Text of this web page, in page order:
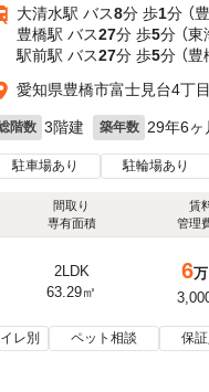
大清水駅 バス8分 歩1分 （
豊橋駅 バス27分 歩5分 （
駅前駅 バス27分 歩5分 （豊
愛知県豊橋市富士見台4丁目
階数 3階建 築年数 29年6ヶ
駐車場あり 駐輪場あり
間取り
専有面積
賃
管理
2LDK
63.29㎡
6
レ別 ペット相談 保